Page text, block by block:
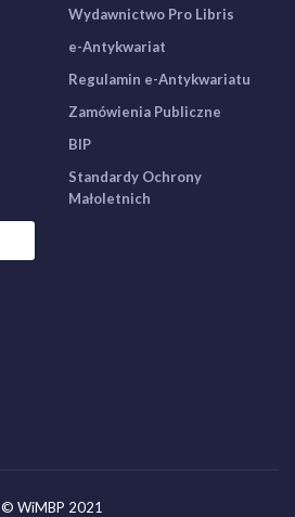
Wydawnictwo Pro Libris
e-Antykwariat
Regulamin e-Antykwariatu
Zamówienia Publiczne
BIP
Standardy Ochrony
Małoletnich
© WiMBP 2021